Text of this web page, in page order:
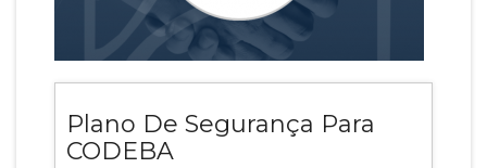
Plano De Segurança Para
CODEBA